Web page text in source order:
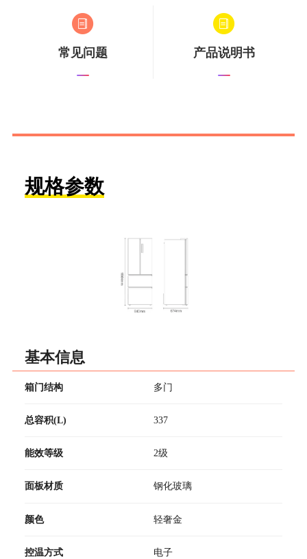
常见问题 产品说明书
规格参数
基本信息
箱门结构 多门
总容积(L) 337
能效等级 2级
面板材质 钢化玻璃
颜色 轻奢金
控温方式 电子